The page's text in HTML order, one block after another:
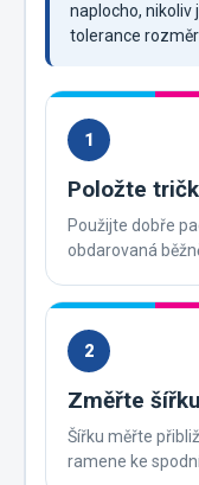
naplocho, nikoliv
tolerance
1
Položte
Použijte dobře
obdarovaná
2
Změřte
Šířku měřte
ramene ke